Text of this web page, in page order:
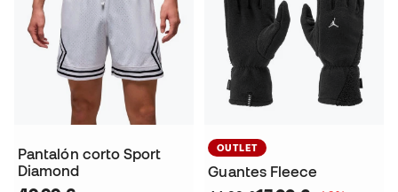
Pantalón corto Sport
Diamond
OUTLET
Guantes Fleece